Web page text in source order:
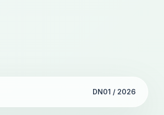
DN01 / 2026